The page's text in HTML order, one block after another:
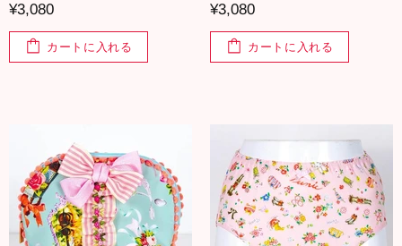
¥3,080
カートに入れる
¥3,080
カートに入れる